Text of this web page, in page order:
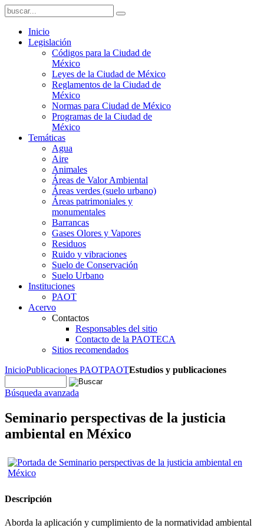
Inicio
Legislación
Códigos para la Ciudad de
México
Leyes de la Ciudad de México
Reglamentos de la Ciudad de
México
Normas para Ciudad de México
Programas de la Ciudad de
México
Temáticas
Agua
Aire
Animales
Áreas de Valor Ambiental
Áreas verdes (suelo urbano)
Áreas patrimoniales y
monumentales
Barrancas
Gases Olores y Vapores
Residuos
Ruido y vibraciones
Suelo de Conservación
Suelo Urbano
Instituciones
PAOT
Acervo
Contactos
Responsables del sitio
Contacto de la PAOTECA
Sitios recomendados
InicioPublicaciones PAOTPAOTEstudios y publicaciones
Búsqueda avanzada
Seminario perspectivas de la justicia
ambiental en México
Descripción
Aborda la aplicación y cumplimiento de la normatividad ambiental